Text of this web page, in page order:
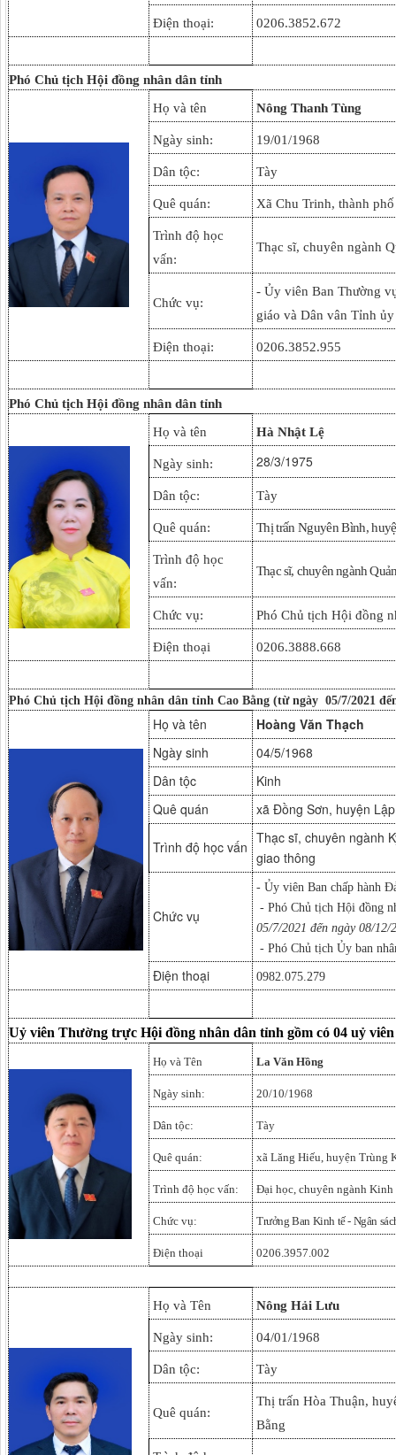
Điện thoại: 0206.3852.672
Phó Chủ tịch Hội đồng nhân dân tỉnh
Họ và tên
Nông Thanh Tùng
Ngày sinh: 19/01/1968
Dân tộc: Tày
Quê quán: Xã Chu Trinh, thành
Trình độ học
vấn:
Thạc sĩ, chuyên ngành
Chức vụ:
- Ủy viên Ban Thường
giáo và Dân vân Tỉnh ủy
Điện thoại: 0206.3852.955
Phó Chủ tịch Hội đồng nhân dân tỉnh
Họ và tên
Hà Nhật Lệ
Ngày sinh: 28/3/1975
Dân tộc: Tày
Quê quán: Thị trấn Nguyên Bình,
Trình độ học
vấn:
Thạc sĩ, chuyên ngành
Chức vụ: Phó Chủ tịch Hội đồng
Điện thoại 0206.3888.668
Phó Chủ tịch Hội đồng nhân dân tỉnh Cao Bằng (từ ngày 05/7/2021
Họ và tên
Hoàng Văn Thạch
Ngày sinh
04/5/1968
Dân tộc
Kinh
Quê quán
xã Đồng Sơn, huyện
Trình độ học vấn
Thạc sĩ, chuyên ngành
giao thông
Chức vụ
- Ủy viên Ban chấp hành
- Phó Chủ tịch Hội đồng
05/7/2021 đến ngày 08/12/
- Phó Chủ tịch Ủy ban
Điện thoại 0982.075.279
Uỷ viên Thường trực Hội đồng nhân dân tỉnh gồm có 04 uỷ viên
Họ và Tên La Văn Hồng
Ngày sinh: 20/10/1968
Dân tộc: Tày
Quê quán: xã Lăng Hiếu, huyện Trùng
Trình độ học vấn: Đại học, chuyên ngành Kinh
Chức vụ: Trưởng Ban Kinh tế - Ngân
Điện thoại 0206.3957.002
Họ và Tên Nông Hải Lưu
Ngày sinh: 04/01/1968
Dân tộc: Tày
Quê quán:
Thị trấn Hòa Thuận,
Bằng